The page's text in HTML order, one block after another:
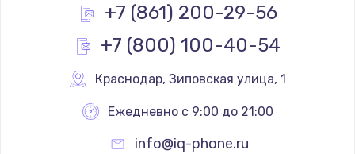
+7 (861) 200-29-56
+7 (800) 100-40-54
Краснодар, Зиповская улица, 1
Ежедневно с 9:00 до 21:00
info@iq-phone.ru